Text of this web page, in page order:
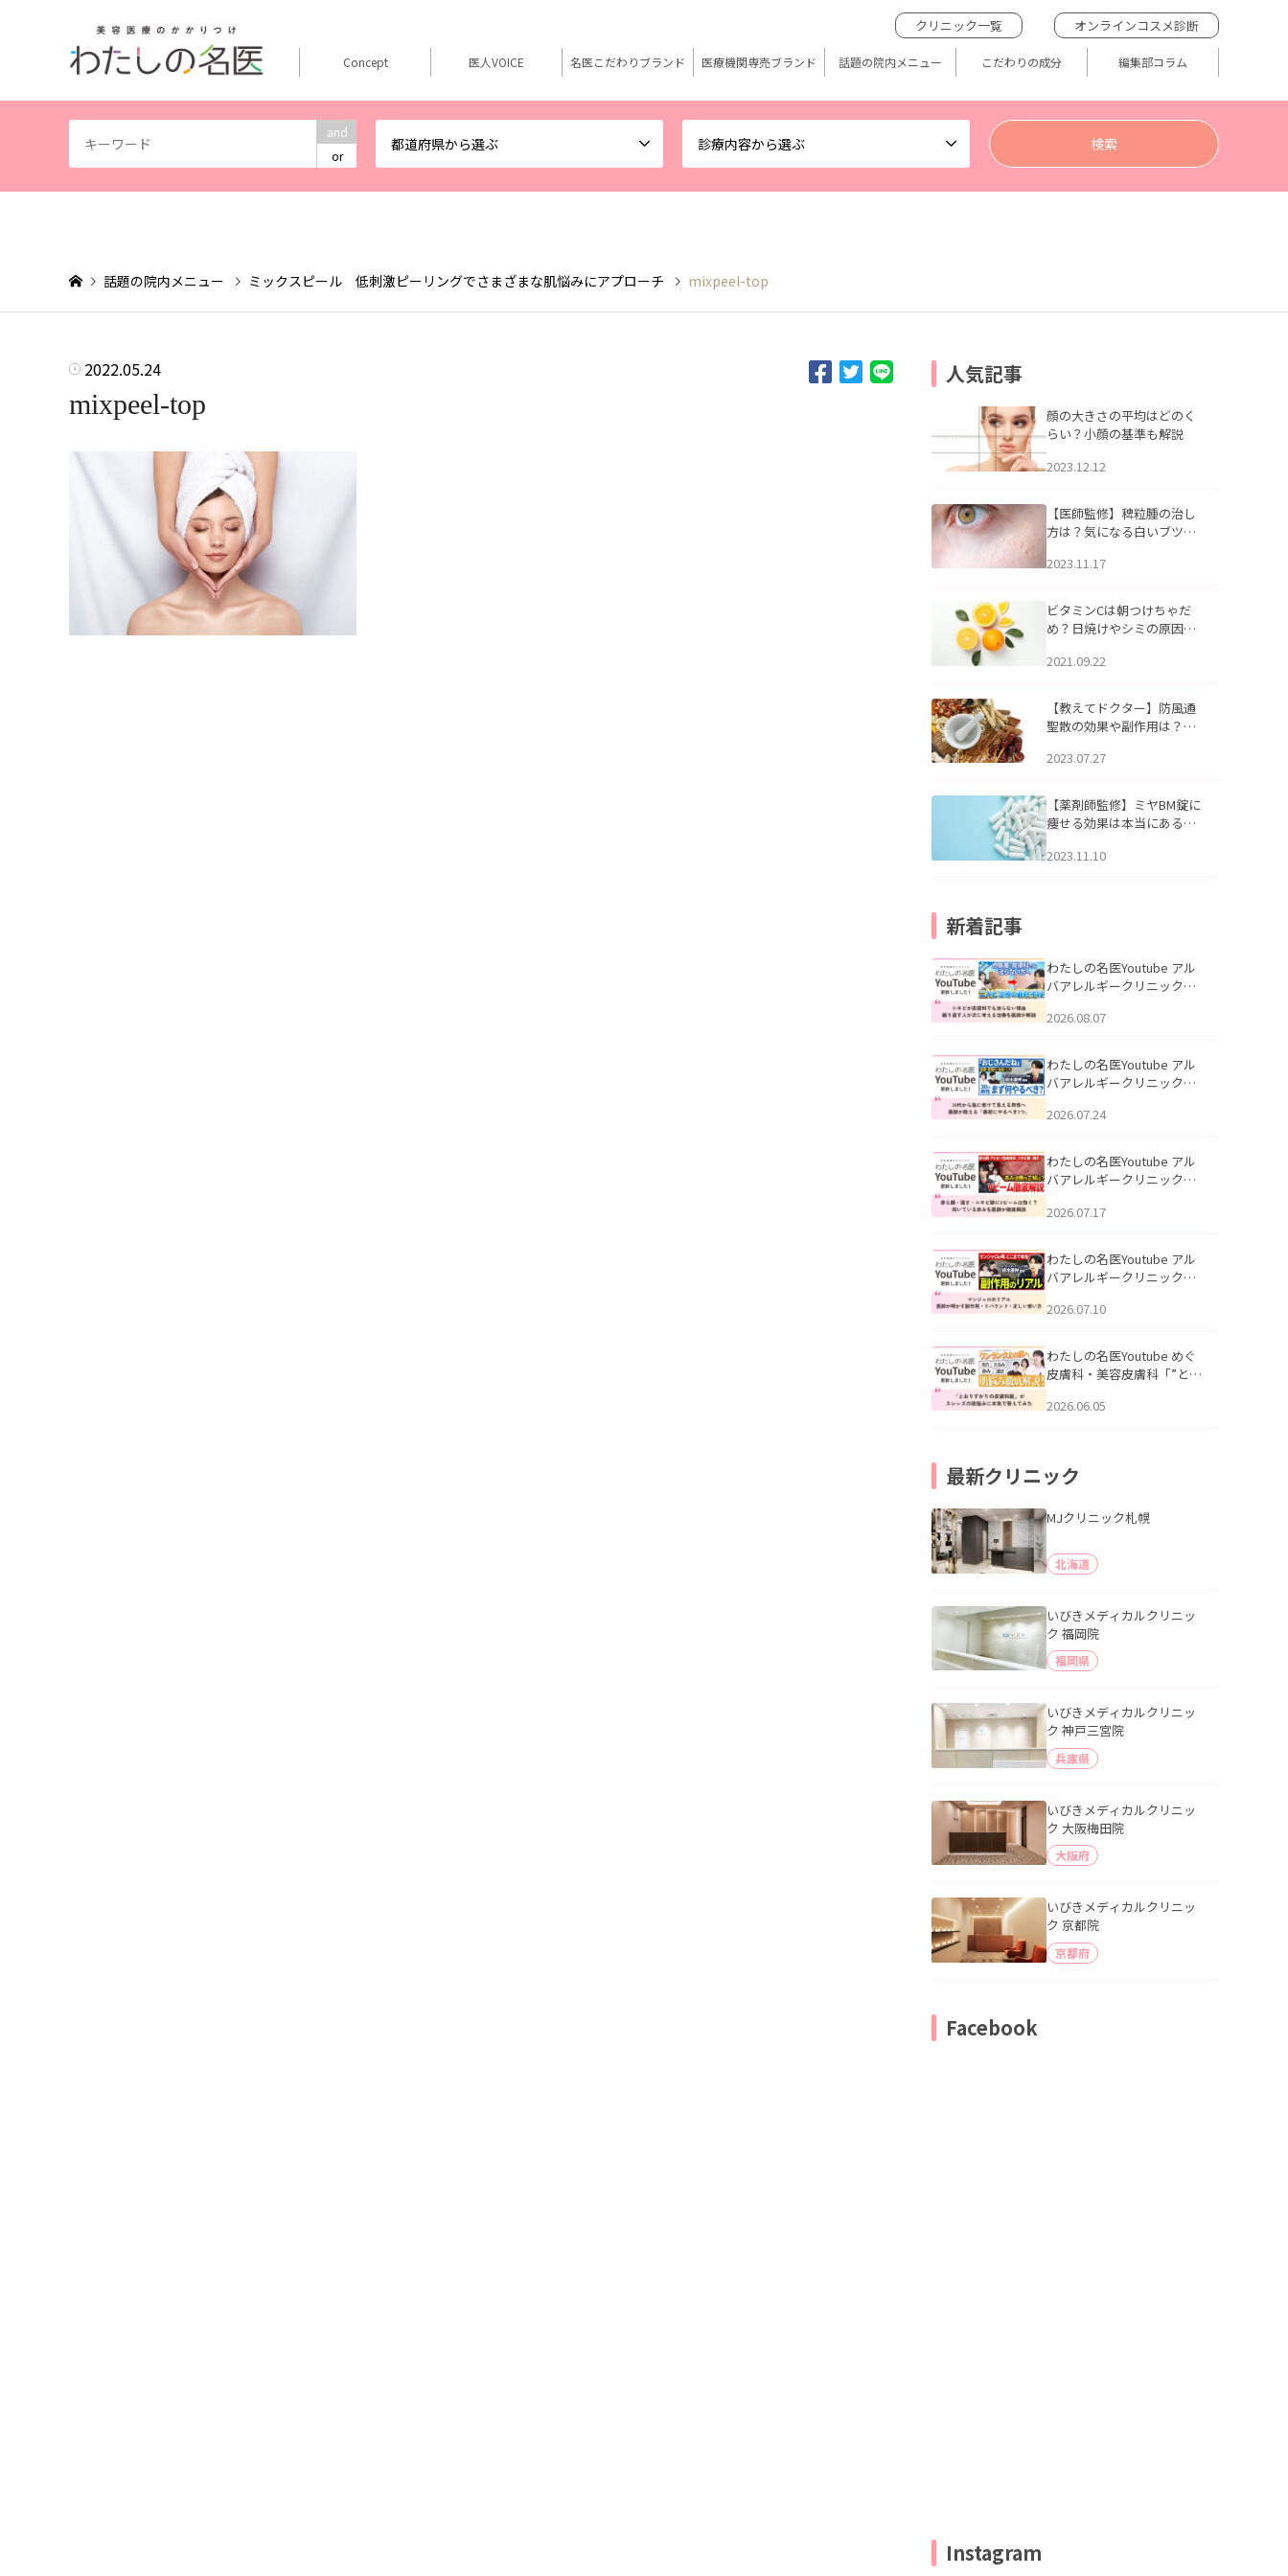
and
or
都道府県から選ぶ 診療内容から選ぶ
クリニック一覧 オンラインコスメ診断
Concept 医人VOICE 名医こだわりブランド 医療機関専売ブランド 話題の院内メニュー こだわりの成分 編集部コラム
話題の院内メニュー ミックスピール 低刺激ピーリングでさまざまな肌悩みにアプローチ mixpeel-top
2022.05.24
mixpeel-top
人気記事
顔の大きさの平均はどのく
らい？小顔の基準も解説
2023.12.12
【医師監修】稗粒腫の治し
方は？気になる白いブツブ
アについて
2023.11.17
ビタミンCは朝つけちゃだ
め？日焼けやシミの原因に
2021.09.22
【教えてドクター】防風通
聖散の効果や副作用は？長
2023.07.27
【薬剤師監修】ミヤBM錠に
痩せる効果は本当にある
2023.11.10
新着記事
わたしの名医Youtube アル
バアレルギークリニック札
らない理由｜繰り返す人が
説」を公開いたしました。
2026.08.07
わたしの名医Youtube アル
バアレルギークリニック札
える男性へ｜医師が教える
公開いたしました。
2026.07.24
わたしの名医Youtube アル
バアレルギークリニック札
跡にVビームは効く？向いて
説」を公開いたしました。
2026.07.17
わたしの名医Youtube アル
バアレルギークリニック札
医師が明かす副作用・リバ
公開いたしました。
2026.07.10
わたしの名医Youtube めぐ
皮膚科・美容皮膚科「”とお
ッズの肌悩みに本気で答え
2026.06.05
最新クリニック
MJクリニック札幌
北海道
いびきメディカルクリニッ
ク 福岡院
福岡県
いびきメディカルクリニッ
ク 神戸三宮院
兵庫県
いびきメディカルクリニッ
ク 大阪梅田院
大阪府
いびきメディカルクリニッ
ク 京都院
京都府
Facebook
Instagram